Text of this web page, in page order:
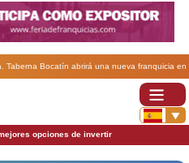
Taberna Bocatín abrirá una nueva franquicia en
opciones de invertir